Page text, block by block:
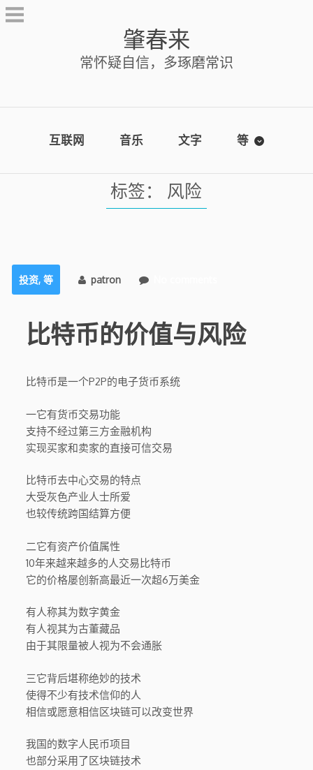
Skip
to
肇春来
常怀疑自信，多琢磨常识
互联网 音乐 文字 等
标签： 风险
投资, 等 patron
比特币的价值与风险
比特币是一个P2P的电子货币系统
一它有货币交易功能
支持不经过第三方金融机构
实现买家和卖家的直接可信交易
比特币去中心交易的特点
大受灰色产业人士所爱
也较传统跨国结算方便
二它有资产价值属性
10年来越来越多的人交易比特币
它的价格屡创新高最近一次超6万美金
有人称其为数字黄金
有人视其为古董藏品
由于其限量被人视为不会通胀
三它背后堪称绝妙的技术
使得不少有技术信仰的人
相信或愿意相信区块链可以改变世界
我国的数字人民币项目
也部分采用了区块链技术